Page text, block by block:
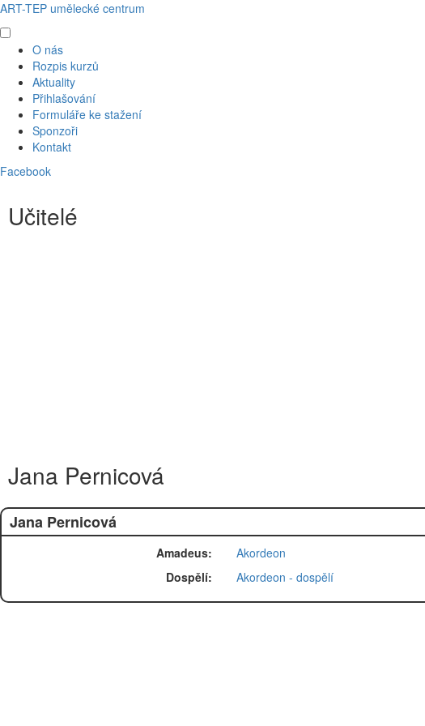
ART-TEP umělecké centrum
O nás
Rozpis kurzů
Aktuality
Přihlašování
Formuláře ke stažení
Sponzoři
Kontakt
Facebook
Učitelé
Jana Pernicová
Jana Pernicová
Amadeus:
Akordeon
Dospělí:
Akordeon - dospělí